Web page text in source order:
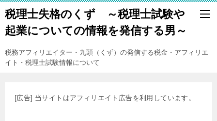
税理士失格のくず ～税理士試験や
起業についての情報を発信する男～
税務アフィリエイター・九頭（くず）の発信する税金・アフィリエ
イト・税理士試験情報について
[広告] 当サイトはアフィリエイト広告を利用しています。